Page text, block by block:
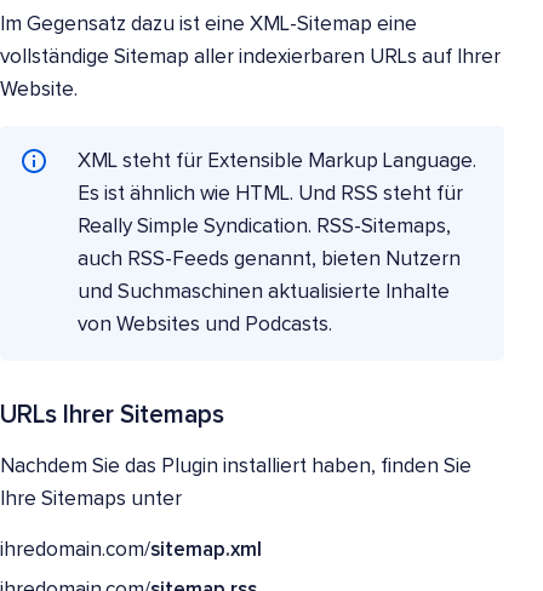
Im Gegensatz dazu ist eine XML-Sitemap eine
vollständige Sitemap aller indexierbaren URLs auf Ihrer
Website.
XML steht für Extensible Markup Language.
Es ist ähnlich wie HTML. Und RSS steht für
Really Simple Syndication. RSS-Sitemaps,
auch RSS-Feeds genannt, bieten Nutzern
und Suchmaschinen aktualisierte Inhalte
von Websites und Podcasts.
URLs Ihrer Sitemaps
Nachdem Sie das Plugin installiert haben, finden Sie
Ihre Sitemaps unter
ihredomain.com/sitemap.xml